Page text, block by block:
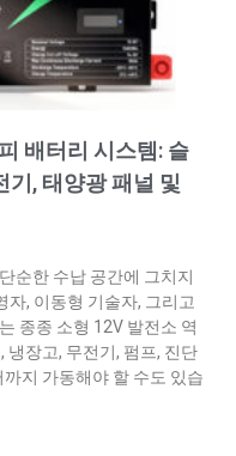
배터리 시스템: 슬
기, 태양광 패널 및
순한 수납 공간에 그치지
자, 이동형 기술자, 그리고
종종 소형 12V 발전소 역
냉장고, 무전기, 펌프, 진단
지 가동해야 할 수도 있습